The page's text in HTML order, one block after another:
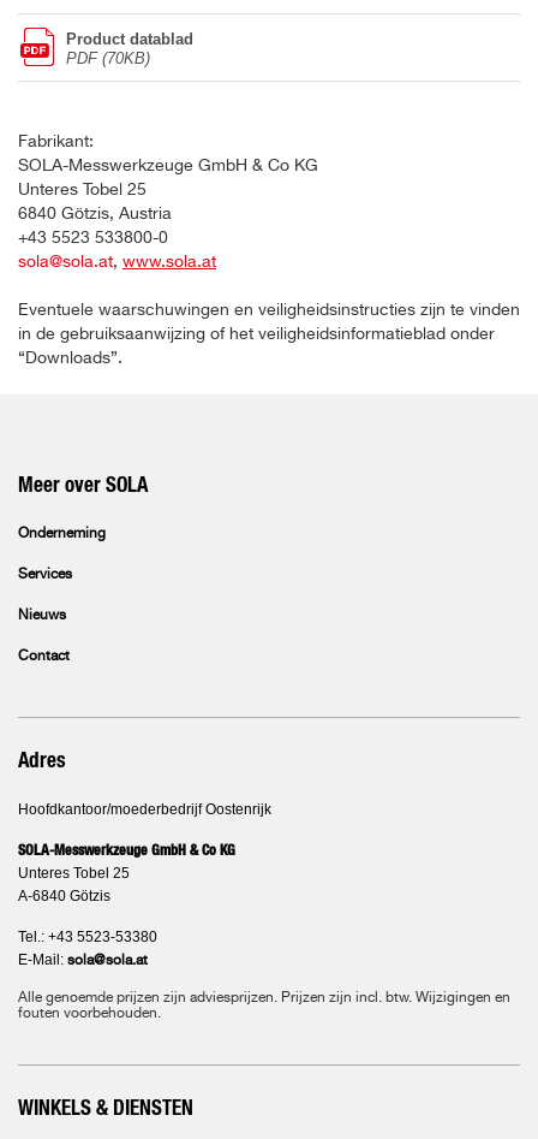
Product datablad
PDF (70KB)
Fabrikant:
SOLA-Messwerkzeuge GmbH & Co KG
Unteres Tobel 25
6840 Götzis, Austria
+43 5523 533800-0
sola@sola.at, www.sola.at
Eventuele waarschuwingen en veiligheidsinstructies zijn te vinden
in de gebruiksaanwijzing of het veiligheidsinformatieblad onder
“Downloads”.
Meer over SOLA
Onderneming
Services
Nieuws
Contact
Adres
Hoofdkantoor/moederbedrijf Oostenrijk
SOLA-Messwerkzeuge GmbH & Co KG
Unteres Tobel 25
A-6840 Götzis
Tel.: +43 5523-53380
E-Mail: sola@sola.at
Alle genoemde prijzen zijn adviesprijzen. Prijzen zijn incl. btw. Wijzigingen en
fouten voorbehouden.
WINKELS & DIENSTEN